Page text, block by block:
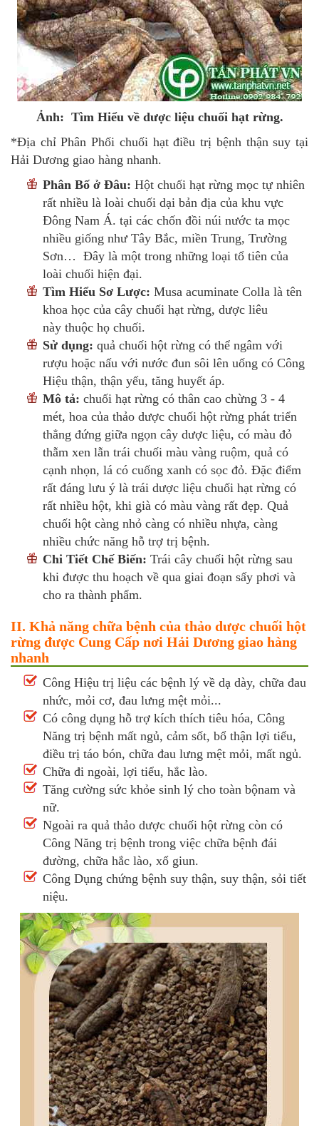
Ảnh: Tìm Hiểu về dược liệu chuối hạt rừng.
*Địa chỉ Phân Phối chuối hạt điều trị bệnh thận suy tại
Hải Dương giao hàng nhanh.
Phân Bố ở Đâu: Hột chuối hạt rừng mọc tự nhiên
rất nhiều là loài chuối dại bản địa của khu vực
Đông Nam Á. tại các chốn đồi núi nước ta mọc
nhiều giống như Tây Bắc, miền Trung, Trường
Sơn… Đây là một trong những loại tổ tiên của
loài chuối hiện đại.
Tìm Hiểu Sơ Lược: Musa acuminate Colla là tên
khoa học của cây chuối hạt rừng, dược liêu
này thuộc họ chuối.
Sử dụng: quả chuối hột rừng có thể ngâm với
rượu hoặc nấu với nước đun sôi lên uống có Công
Hiệu thận, thận yếu, tăng huyết áp.
Mô tả: chuối hạt rừng có thân cao chừng 3 - 4
mét, hoa của thảo dược chuối hột rừng phát triển
thẳng đứng giữa ngọn cây dược liệu, có màu đỏ
thẫm xen lẫn trái chuối màu vàng ruộm, quả có
cạnh nhọn, lá có cuống xanh có sọc đỏ. Đặc điểm
rất đáng lưu ý là trái dược liệu chuối hạt rừng có
rất nhiều hột, khi già có màu vàng rất đẹp. Quả
chuối hột càng nhỏ càng có nhiều nhựa, càng
nhiều chức năng hỗ trợ trị bệnh.
Chi Tiết Chế Biến: Trái cây chuối hột rừng sau
khi được thu hoạch về qua giai đoạn sấy phơi và
cho ra thành phẩm.
II. Khả năng chữa bệnh của thảo dược chuối hột
rừng được Cung Cấp nơi Hải Dương giao hàng
nhanh
Công Hiệu trị liệu các bệnh lý về dạ dày, chữa đau
nhức, mỏi cơ, đau lưng mệt mỏi...
Có công dụng hỗ trợ kích thích tiêu hóa, Công
Năng trị bệnh mất ngủ, cảm sốt, bổ thận lợi tiểu,
điều trị táo bón, chữa đau lưng mệt mỏi, mất ngủ.
Chữa đi ngoài, lợi tiểu, hắc lào.
Tăng cường sức khỏe sinh lý cho toàn bộnam và
nữ.
Ngoài ra quả thảo dược chuối hột rừng còn có
Công Năng trị bệnh trong việc chữa bệnh đái
đường, chữa hắc lào, xổ giun.
Công Dụng chứng bệnh suy thận, suy thận, sỏi tiết
niệu.